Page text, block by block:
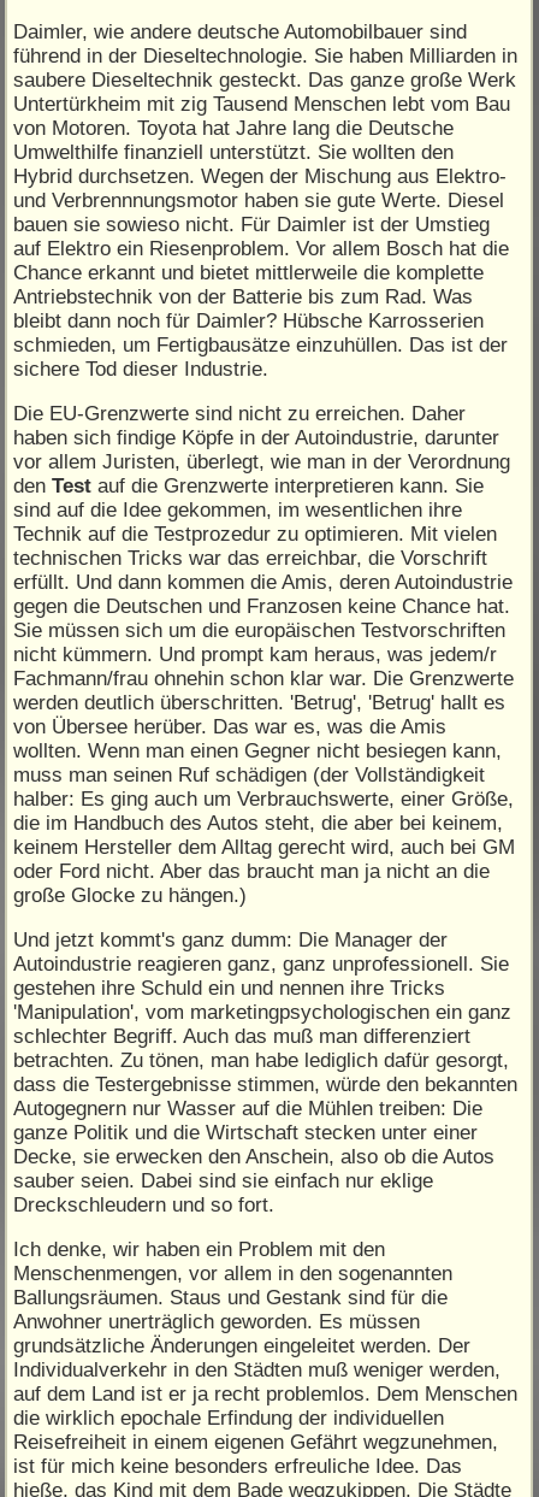
Daimler, wie andere deutsche Automobilbauer sind
führend in der Dieseltechnologie. Sie haben Milliarden in
saubere Dieseltechnik gesteckt. Das ganze große Werk
Untertürkheim mit zig Tausend Menschen lebt vom Bau
von Motoren. Toyota hat Jahre lang die Deutsche
Umwelthilfe finanziell unterstützt. Sie wollten den
Hybrid durchsetzen. Wegen der Mischung aus Elektro-
und Verbrennnungsmotor haben sie gute Werte. Diesel
bauen sie sowieso nicht. Für Daimler ist der Umstieg
auf Elektro ein Riesenproblem. Vor allem Bosch hat die
Chance erkannt und bietet mittlerweile die komplette
Antriebstechnik von der Batterie bis zum Rad. Was
bleibt dann noch für Daimler? Hübsche Karrosserien
schmieden, um Fertigbausätze einzuhüllen. Das ist der
sichere Tod dieser Industrie.
Die EU-Grenzwerte sind nicht zu erreichen. Daher
haben sich findige Köpfe in der Autoindustrie, darunter
vor allem Juristen, überlegt, wie man in der Verordnung
denTest auf die Grenzwerte interpretieren kann. Sie
sind auf die Idee gekommen, im wesentlichen ihre
Technik auf die Testprozedur zu optimieren. Mit vielen
technischen Tricks war das erreichbar, die Vorschrift
erfüllt. Und dann kommen die Amis, deren Autoindustrie
gegen die Deutschen und Franzosen keine Chance hat.
Sie müssen sich um die europäischen Testvorschriften
nicht kümmern. Und prompt kam heraus, was jedem/r
Fachmann/frau ohnehin schon klar war. Die Grenzwerte
werden deutlich überschritten. 'Betrug', 'Betrug' hallt es
von Übersee herüber. Das war es, was die Amis
wollten. Wenn man einen Gegner nicht besiegen kann,
muss man seinen Ruf schädigen (der Vollständigkeit
halber: Es ging auch um Verbrauchswerte, einer Größe,
die im Handbuch des Autos steht, die aber bei keinem,
keinem Hersteller dem Alltag gerecht wird, auch bei GM
oder Ford nicht. Aber das braucht man ja nicht an die
große Glocke zu hängen.)
Und jetzt kommt's ganz dumm: Die Manager der
Autoindustrie reagieren ganz, ganz unprofessionell. Sie
gestehen ihre Schuld ein und nennen ihre Tricks
'Manipulation', vom marketingpsychologischen ein ganz
schlechter Begriff. Auch das muß man differenziert
betrachten. Zu tönen, man habe lediglich dafür gesorgt,
dass die Testergebnisse stimmen, würde den bekannten
Autogegnern nur Wasser auf die Mühlen treiben: Die
ganze Politik und die Wirtschaft stecken unter einer
Decke, sie erwecken den Anschein, also ob die Autos
sauber seien. Dabei sind sie einfach nur eklige
Dreckschleudern und so fort.
Ich denke, wir haben ein Problem mit den
Menschenmengen, vor allem in den sogenannten
Ballungsräumen. Staus und Gestank sind für die
Anwohner unerträglich geworden. Es müssen
grundsätzliche Änderungen eingeleitet werden. Der
Individualverkehr in den Städten muß weniger werden,
auf dem Land ist er ja recht problemlos. Dem Menschen
die wirklich epochale Erfindung der individuellen
Reisefreiheit in einem eigenen Gefährt wegzunehmen,
ist für mich keine besonders erfreuliche Idee. Das
hieße, das Kind mit dem Bade wegzukippen. Die Städte